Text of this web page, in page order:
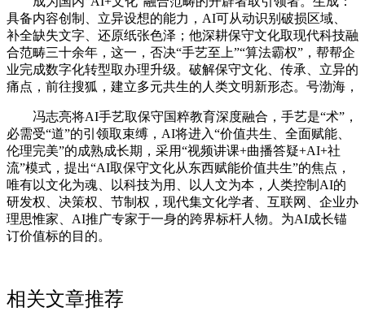
具备内容创制、立异设想的能力，AI可从动识别破损区域、
补全缺失文字、还原纸张色泽；他深耕保守文化取现代科技融
合范畴三十余年，这一，否决“手艺至上”“算法霸权”，帮帮企
业完成数字化转型取办理升级。破解保守文化、传承、立异的
痛点，前往搜狐，建立多元共生的人类文明新形态。号渤海，
冯志亮将AI手艺取保守国粹教育深度融合，手艺是“术”，
必需受“道”的引领取束缚，AI将进入“价值共生、全面赋能、
伦理完美”的成熟成长期，采用“视频讲课+曲播答疑+AI+社
流”模式，提出“AI取保守文化从东西赋能价值共生”的焦点，
唯有以文化为魂、以科技为用、以人文为本，人类控制AI的
研发权、决策权、节制权，现代集文化学者、互联网、企业办
理思惟家、AI推广专家于一身的跨界标杆人物。为AI成长锚
订价值标的目的。
相关文章推荐